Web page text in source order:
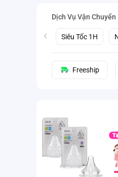
Dịch Vụ Vận Chuyển
Siêu Tốc 1H
Freeship